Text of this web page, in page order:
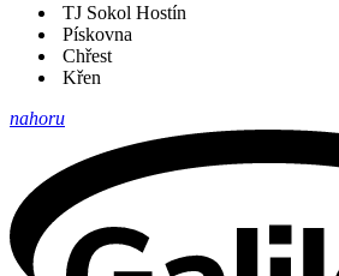
TJ Sokol Hostín
Pískovna
Chřest
Křen
nahoru